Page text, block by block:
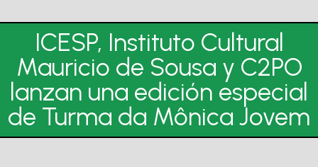
ICESP, Instituto Cultural
Mauricio de Sousa y C2PO
lanzan una edición especial
de Turma da Mônica Jovem